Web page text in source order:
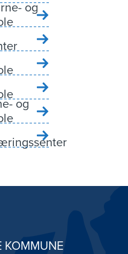
og
og
KOMMUNE